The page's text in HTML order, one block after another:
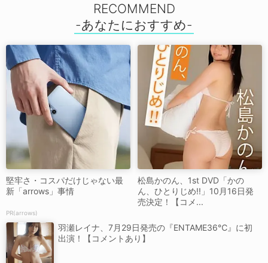
RECOMMEND
堅牢さ・コスパだけじゃない最
新「arrows」事情
PR(arrows)
松島かのん、1st DVD「かの
ん、ひとりじめ!!」10月16日発
売決定！【コメ...
羽瀬レイナ、7月29日発売の『ENTAME36℃』に初
出演！【コメントあり】